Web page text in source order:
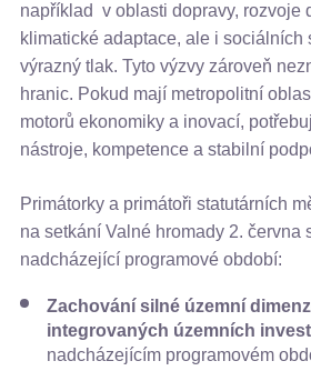
například v oblasti dopravy, rozvoje
klimatické adaptace, ale i sociálních
výrazný tlak. Tyto výzvy zároveň
hranic. Pokud mají metropolitní
motorů ekonomiky a inovací,
nástroje, kompetence a stabilní
Primátorky a primátoři statutárních
na setkání Valné hromady 2. června
nadcházející programové období:
Zachování silné územní
integrovaných územních
nadcházejícím programovém